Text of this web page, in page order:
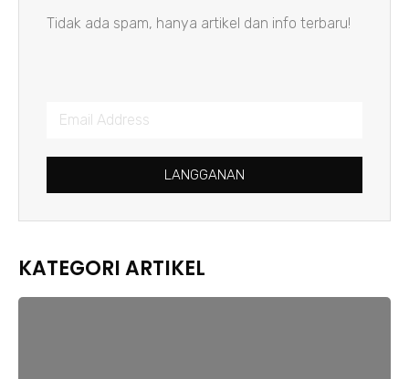
Tidak ada spam, hanya artikel dan info terbaru!
LANGGANAN
KATEGORI ARTIKEL